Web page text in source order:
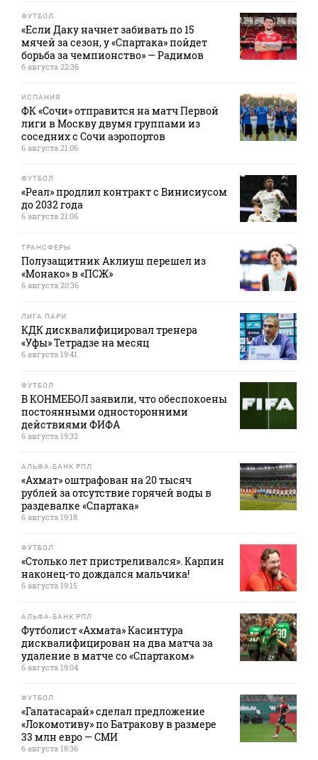
ФУТБОЛ
«Если Даку начнет забивать по 15
мячей за сезон, у «Спартака» пойдет
борьба за чемпионство» — Радимов
6 августа 22:36
ИСПАНИЯ
ФК «Сочи» отправится на матч Первой
лиги в Москву двумя группами из
соседних с Сочи аэропортов
6 августа 21:06
ФУТБОЛ
«Реал» продлил контракт с Винисиусом
до 2032 года
6 августа 21:06
ТРАНСФЕРЫ
Полузащитник Аклиуш перешел из
«Монако» в «ПСЖ»
6 августа 20:36
ЛИГА ПАРИ
КДК дисквалифицировал тренера
«Уфы» Тетрадзе на месяц
6 августа 19:41
ФУТБОЛ
В КОНМЕБОЛ заявили, что обеспокоены
постоянными односторонними
действиями ФИФА
6 августа 19:32
АЛЬФА-БАНК РПЛ
«Ахмат» оштрафован на 20 тысяч
рублей за отсутствие горячей воды в
раздевалке «Спартака»
6 августа 19:18
ФУТБОЛ
«Столько лет пристреливался». Карпин
наконец-то дождался мальчика!
6 августа 19:15
АЛЬФА-БАНК РПЛ
Футболист «Ахмата» Касинтура
дисквалифицирован на два матча за
удаление в матче со «Спартаком»
6 августа 19:04
ФУТБОЛ
«Галатасарай» сделал предложение
«Локомотиву» по Батракову в размере
33 млн евро — СМИ
6 августа 18:36